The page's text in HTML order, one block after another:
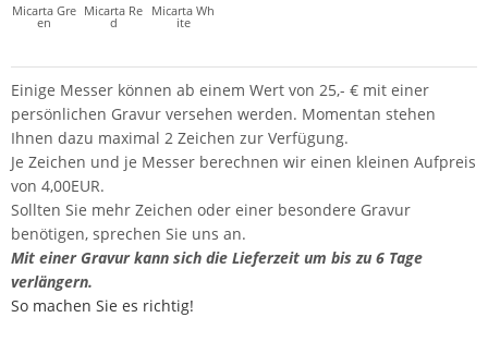
Micarta Gre
en
Micarta Re
d
Micarta Wh
ite
Einige Messer können ab einem Wert von 25,- € mit einer
persönlichen Gravur versehen werden. Momentan stehen
Ihnen dazu maximal 2 Zeichen zur Verfügung.
Je Zeichen und je Messer berechnen wir einen kleinen Aufpreis
von 4,00EUR.
Sollten Sie mehr Zeichen oder einer besondere Gravur
benötigen, sprechen Sie uns an.
Mit einer Gravur kann sich die Lieferzeit um bis zu 6 Tage
verlängern.
So machen Sie es richtig!